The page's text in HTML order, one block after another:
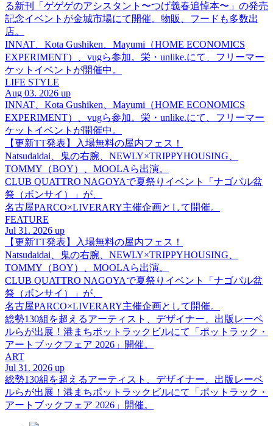
る新刊「ゲゲゲのアシスタント〜つげ義春追悼本〜」の発売
記念イベントが金城市場にて開催。物販、フードも多数出
店。
INNAT、Kota Gushiken、Mayumi（HOME ECONOMICS
EXPERIMENT）、vugら参加。栄・unlike.にて、フリーマー
ケットイベントが開催中。
LIFE STYLE
Aug 03. 2026 up
INNAT、Kota Gushiken、Mayumi（HOME ECONOMICS
EXPERIMENT）、vugら参加。栄・unlike.にて、フリーマー
ケットイベントが開催中。
【更新TT発表】入場無料の屋内フェス！
Natsudaidai、鬼の右腕、NEWLY×TRIPPYHOUSING、
TOMMY（BOY）、MOOLAら出演。
CLUB QUATTRO NAGOYAで夏祭りイベント「ナゴパル盆
祭（ボンサイ）」が、
名古屋PARCO×LIVERARY主催企画として開催。
FEATURE
Jul 31. 2026 up
【更新TT発表】入場無料の屋内フェス！
Natsudaidai、鬼の右腕、NEWLY×TRIPPYHOUSING、
TOMMY（BOY）、MOOLAら出演。
CLUB QUATTRO NAGOYAで夏祭りイベント「ナゴパル盆
祭（ボンサイ）」が、
名古屋PARCO×LIVERARY主催企画として開催。
総勢130組を超えるアーティスト、デザイナー、出版レーベ
ルらが出展！港まちポットラックビルにて「ポットラック・
アートブックフェア 2026」開催。
ART
Jul 31. 2026 up
総勢130組を超えるアーティスト、デザイナー、出版レーベ
ルらが出展！港まちポットラックビルにて「ポットラック・
アートブックフェア 2026」開催。